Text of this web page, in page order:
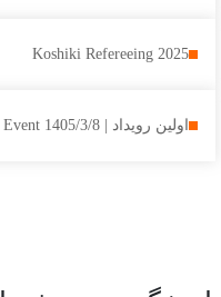
Koshiki Refereeing 2025
اولین رویداد | 1405/3/8 First Event